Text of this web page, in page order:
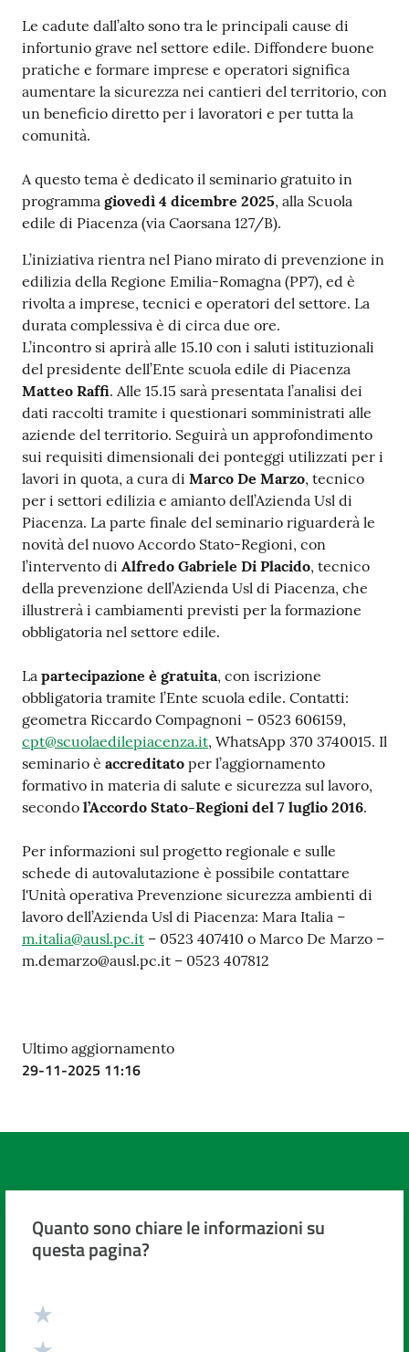
Studiare
a
Piacenza
Costruiamo
Salute
Novità
Scuole
Imprese
ed Enti
Seguici
su
Le cadute dall’alto sono tra le principali cause di
infortunio grave nel settore edile. Diffondere buone
pratiche e formare imprese e operatori significa
aumentare la sicurezza nei cantieri del territorio, con
un beneficio diretto per i lavoratori e per tutta la
comunità.
A questo tema è dedicato il seminario gratuito in
programma giovedì 4 dicembre 2025, alla Scuola
edile di Piacenza (via Caorsana 127/B).
L’iniziativa rientra nel Piano mirato di prevenzione in
edilizia della Regione Emilia-Romagna (PP7), ed è
rivolta a imprese, tecnici e operatori del settore. La
durata complessiva è di circa due ore.
L’incontro si aprirà alle 15.10 con i saluti istituzionali
del presidente dell’Ente scuola edile di Piacenza
Matteo Raffi. Alle 15.15 sarà presentata l’analisi dei
dati raccolti tramite i questionari somministrati alle
aziende del territorio. Seguirà un approfondimento
sui requisiti dimensionali dei ponteggi utilizzati per i
lavori in quota, a cura di Marco De Marzo, tecnico
per i settori edilizia e amianto dell’Azienda Usl di
Piacenza. La parte finale del seminario riguarderà le
novità del nuovo Accordo Stato-Regioni, con
l’intervento di Alfredo Gabriele Di Placido, tecnico
della prevenzione dell’Azienda Usl di Piacenza, che
illustrerà i cambiamenti previsti per la formazione
obbligatoria nel settore edile.
La partecipazione è gratuita, con iscrizione
obbligatoria tramite l’Ente scuola edile. Contatti:
geometra Riccardo Compagnoni – 0523 606159,
cpt@scuolaedilepiacenza.it, WhatsApp 370 3740015. Il
seminario è accreditato per l’aggiornamento
formativo in materia di salute e sicurezza sul lavoro,
secondo l’Accordo Stato-Regioni del 7 luglio 2016.
Per informazioni sul progetto regionale e sulle
schede di autovalutazione è possibile contattare
l'Unità operativa Prevenzione sicurezza ambienti di
lavoro dell’Azienda Usl di Piacenza: Mara Italia –
m.italia@ausl.pc.it – 0523 407410 o Marco De Marzo –
m.demarzo@ausl.pc.it – 0523 407812
Ultimo aggiornamento
29-11-2025 11:16
Quanto sono chiare le informazioni su
questa pagina?